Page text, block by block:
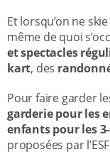
Et lorsqu’on ne
même de quoi
et spectacles
kart, des
Pour faire garder
garderie pour les
enfants pour les
proposées par